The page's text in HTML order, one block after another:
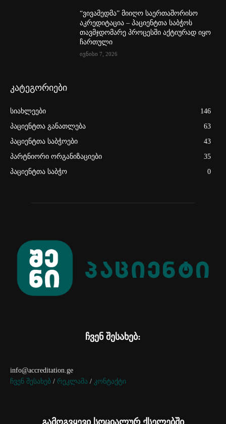
“ვივამედმა” მიიღო საერთაშორისო
აკრედიტაცია – პაციენტთა საბჭოს
თავმჯდომარე პროცესში აქტიურად იყო
ჩართული
ივნისი 7, 2026
კატეგორიები
სიახლეები
146
პაციენტთა განათლება
63
პაციენტთა საბჭოები
43
პარტნიორი ორგანიზაციები
35
პაციენტთა საბჭო
0
ჩვენ შესახებ:
info@accreditation.ge
ჩვენ შესახებ / რეკლამა / კონტაქტი